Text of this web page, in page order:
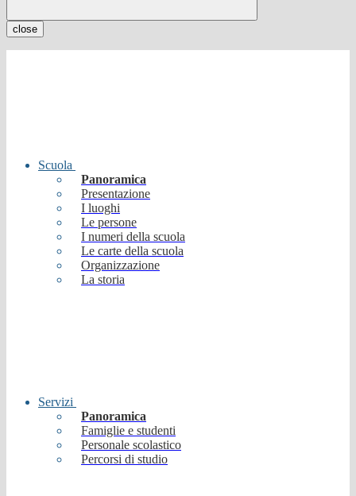
close
Scuola
Panoramica
Presentazione
I luoghi
Le persone
I numeri della scuola
Le carte della scuola
Organizzazione
La storia
Servizi
Panoramica
Famiglie e studenti
Personale scolastico
Percorsi di studio